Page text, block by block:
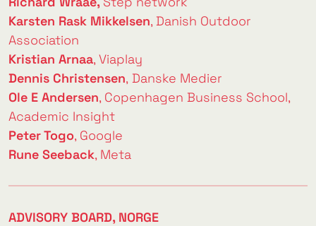
Karsten Rask Mikkelsen, Danish Outdoor
Association
Kristian Arnaa, Viaplay
Dennis Christensen, Danske Medier
Ole E Andersen, Copenhagen Business School,
Academic Insight
Peter Togo, Google
Rune Seeback, Meta
ADVISORY BOARD, NORGE